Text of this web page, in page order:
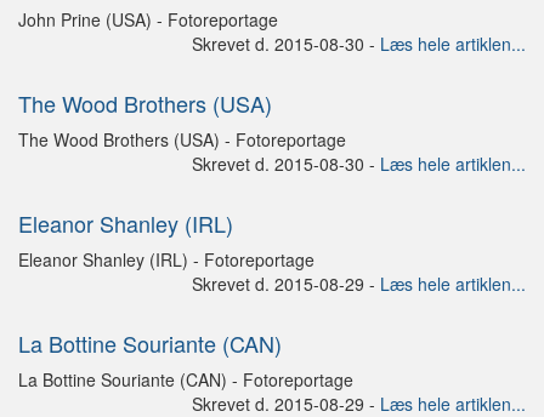
John Prine (USA) - Fotoreportage
Skrevet d. 2015-08-30 - Læs hele artiklen...
The Wood Brothers (USA)
The Wood Brothers (USA) - Fotoreportage
Skrevet d. 2015-08-30 - Læs hele artiklen...
Eleanor Shanley (IRL)
Eleanor Shanley (IRL) - Fotoreportage
Skrevet d. 2015-08-29 - Læs hele artiklen...
La Bottine Souriante (CAN)
La Bottine Souriante (CAN) - Fotoreportage
Skrevet d. 2015-08-29 - Læs hele artiklen...